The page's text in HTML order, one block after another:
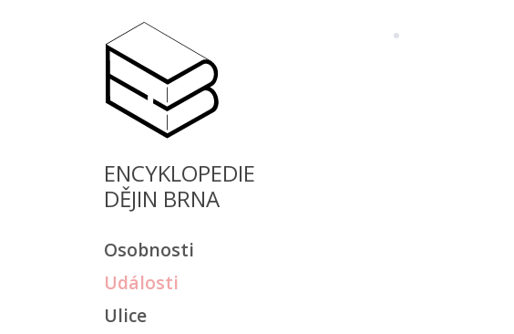
ENCYKLOPEDIE
DĚJIN BRNA
Osobnosti
Události
Ulice